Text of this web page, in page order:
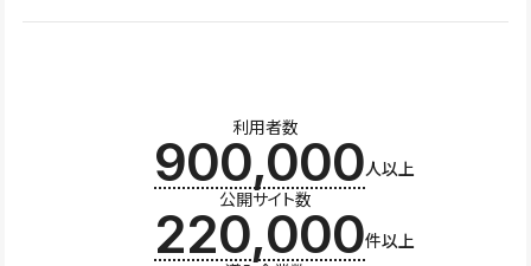
利用者数
900,000人以上
公開サイト数
220,000件以上